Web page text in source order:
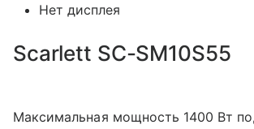
Нет дисплея
Scarlett SC-SM10S55
Максимальная мощность 1400 Вт